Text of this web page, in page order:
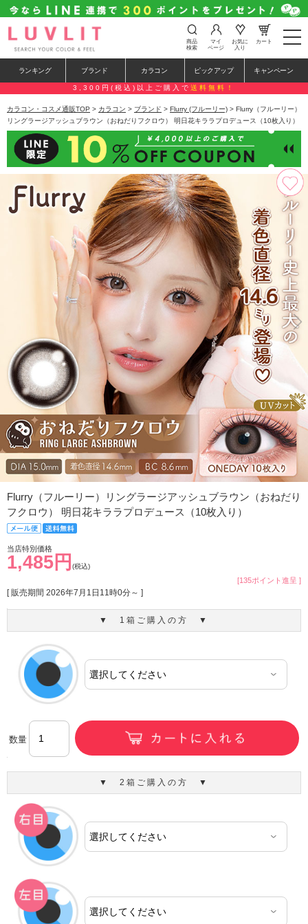
t
o
e
n
a
v
i
a
i
o
n
商品
検索
マイ
ページ
お気に
入り
カート
ランキング ブランド カラコン ピックアップ キャンペーン
3,300円(税込)以上ご購入で 送料無料！
カラコン・コスメ通販TOP > カラコン > ブランド > Flurry (フルーリー) > Flurry（フルーリー）
リングラージアッシュブラウン（おねだりフクロウ） 明日花キララプロデュース（10枚入り）
Flurry（フルーリー）リングラージアッシュブラウン（おねだり
フクロウ） 明日花キララプロデュース（10枚入り）
当店特別価格
1,485円 (税込)
[135ポイント進呈 ]
[ 販売期間 2026年7月1日11時0分～ ]
▼ 1箱ご購入の方 ▼
数量
▼ 2箱ご購入の方 ▼